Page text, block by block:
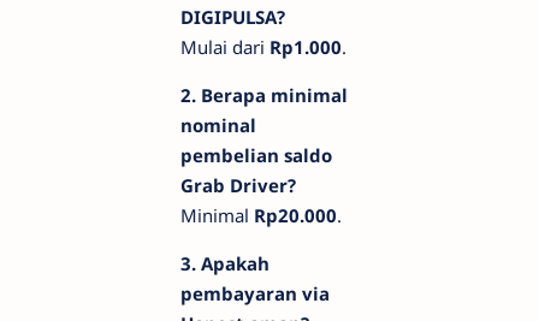
DIGIPULSA?
Mulai dari Rp1.000.
2. Berapa minimal
nominal
pembelian saldo
Grab Driver?
Minimal Rp20.000.
3. Apakah
pembayaran via